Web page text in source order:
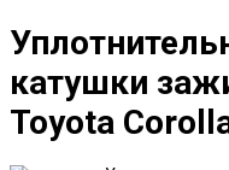
катушки
Toyota